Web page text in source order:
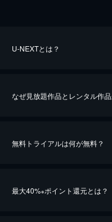
U-NEXTとは？
なぜ見放題作品とレンタル作
無料トライアルは何が無料？
最大40%※ポイント還元とは？